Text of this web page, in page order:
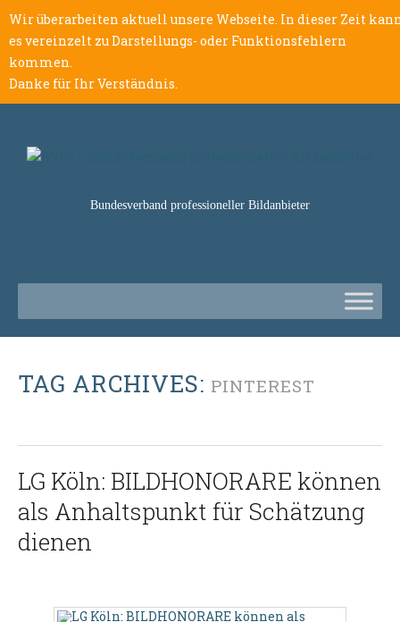
Wir überarbeiten aktuell unsere Webseite. In dieser Zeit
es vereinzelt zu Darstellungs- oder Funktionsfehlern
kommen.
Danke für Ihr Verständnis.
Bundesverband professioneller Bildanbieter
TAG ARCHIVES: PINTEREST
LG Köln: BILDHONORARE können
als Anhaltspunkt für Schätzung
dienen